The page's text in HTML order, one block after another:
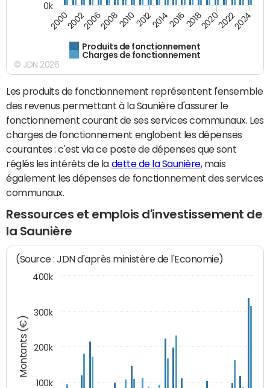
Produits de fonctionnement
Charges de fonctionnement
200020022006200820102012201420162018202020222024
0k
© JDN 2026
Les produits de fonctionnement représentent l'ensemble
des revenus permettant à la Saunière d'assurer le
fonctionnement courant de ses services communaux. Les
charges de fonctionnement englobent les dépenses
courantes : c'est via ce poste de dépenses que sont
réglés les intérêts de la dette de la Saunière, mais
également les dépenses de fonctionnement des services
communaux.
Ressources et emplois d'investissement de
la Saunière
Montants (€)
(Source : JDN d'après ministère de l'Economie)
100k
200k
300k
400k